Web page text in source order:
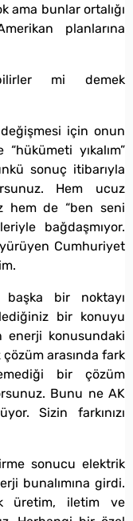
ama bunlar ortalığı
planlarına
mi demek
için onun
yıkalım”
sonuç itibarıyla
Hem ucuz
hem de “ben seni
bağdaşmıyor.
yürüyen Cumhuriyet
başka bir noktayı
bir konuyu
enerji konusundaki
çözüm arasında fark
bir çözüm
Bunu ne AK
Sizin farkınızı
sonucu elektrik
bunalımına girdi.
üretim, iletim ve